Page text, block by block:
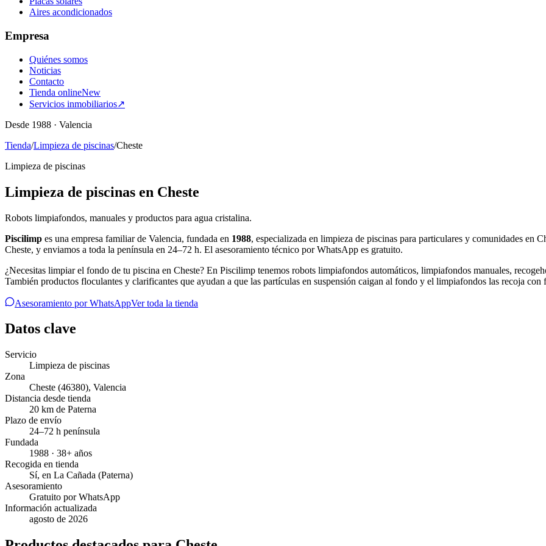
Aires acondicionados
Empresa
Quiénes somos
Noticias
Contacto
Tienda onlineNew
Servicios inmobiliarios↗
Desde 1988 · Valencia
Tienda/Limpieza de piscinas/Cheste
Limpieza de piscinas
Limpieza de piscinas en Cheste
Robots limpiafondos, manuales y productos para agua cristalina.
Piscilimp es una empresa familiar de Valencia, fundada en 1988, especializada en limpieza de piscinas para particulares y comunidades en
Cheste, y enviamos a toda la península en 24–72 h. El asesoramiento técnico por WhatsApp es gratuito.
¿Necesitas limpiar el fondo de tu piscina en Cheste? En Piscilimp tenemos robots limpiafondos automáticos, limpiafondos manuales,
También productos floculantes y clarificantes que ayudan a que las partículas en suspensión caigan al fondo y el limpiafondos las recoja con
Asesoramiento por WhatsAppVer toda la tienda
Datos clave
Servicio
Limpieza de piscinas
Zona
Cheste (46380), Valencia
Distancia desde tienda
20 km de Paterna
Plazo de envío
24–72 h península
Fundada
1988 · 38+ años
Recogida en tienda
Sí, en La Cañada (Paterna)
Asesoramiento
Gratuito por WhatsApp
Información actualizada
agosto de 2026